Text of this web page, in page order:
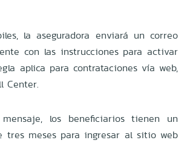
la aseguradora enviará un correo
con las instrucciones para activar
aplica para contrataciones vía web,
Center.
los beneficiarios tienen un
tres meses para ingresar al sitio web